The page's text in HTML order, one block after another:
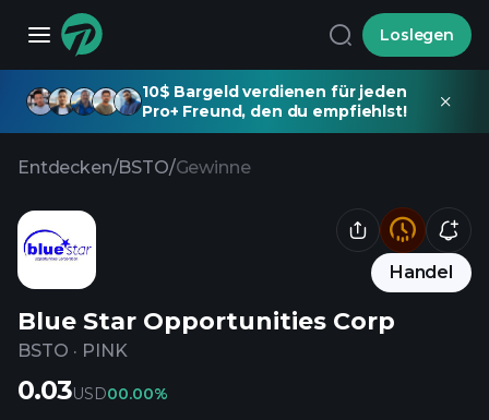
Loslegen
10$ Bargeld verdienen für jeden
Pro+ Freund, den du empfiehlst!
Entdecken/BSTO/Gewinne
Handel
Blue Star Opportunities Corp
BSTO · PINK
0.03USD00.00%